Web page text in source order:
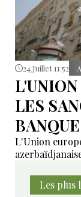
24 Juillet 11:52
LES
L'Union
Les plus